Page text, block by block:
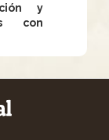
y
con